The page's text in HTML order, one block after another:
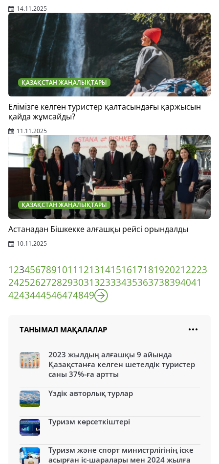
14.11.2025
ҚАЗАҚСТАН ЖАҢАЛЫҚТАРЫ
Елімізге келген туристер қалтасындағы қаржысын
қайда жұмсайды?
11.11.2025
ҚАЗАҚСТАН ЖАҢАЛЫҚТАРЫ
Астанадан Бішкекке алғашқы рейсі орындалды
10.11.2025
1234567891011 121314151617181920212223
242526272829303132333435363738394041
4243444546474849
ТАНЫМАЛ МАҚАЛАЛАР
2023 жылдың алғашқы 9 айында
Қазақстанға келген шетелдік туристер
саны 37%-ға артты
Үздік авторлық турлар
Туризм көрсеткіштері
Туризм және спорт министрлігінің іске
асырған іс-шаралары мен 2024 жылға